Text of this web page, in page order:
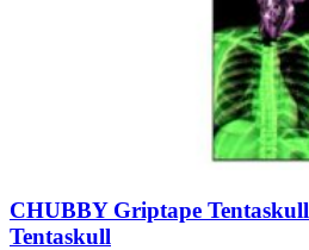
CHUBBY Griptape Tentaskull
Tentaskull